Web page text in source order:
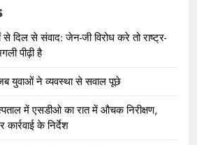
दिल से संवाद: जेन-जी विरोध करे तो राष्ट्र-
पीढ़ी है
युवाओं ने व्यवस्था से सवाल पूछे
में एसडीओ का रात में औचक निरीक्षण,
के निर्देश